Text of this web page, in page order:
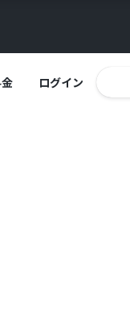
ログイン